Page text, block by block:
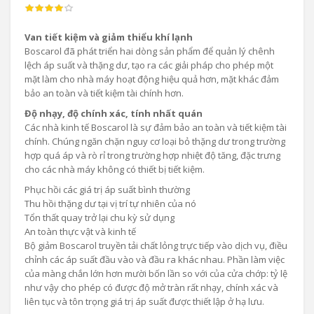
Van tiết kiệm và giảm thiểu khí lạnh
Boscarol đã phát triển hai dòng sản phẩm để quản lý chênh
lệch áp suất và thặng dư, tạo ra các giải pháp cho phép một
mặt làm cho nhà máy hoạt động hiệu quả hơn, mặt khác đảm
bảo an toàn và tiết kiệm tài chính hơn.
Độ nhạy, độ chính xác, tính nhất quán
Các nhà kinh tế Boscarol là sự đảm bảo an toàn và tiết kiệm tài
chính. Chúng ngăn chặn nguy cơ loại bỏ thặng dư trong trường
hợp quá áp và rò rỉ trong trường hợp nhiệt độ tăng, đặc trưng
cho các nhà máy không có thiết bị tiết kiệm.
Phục hồi các giá trị áp suất bình thường
Thu hồi thặng dư tại vị trí tự nhiên của nó
Tổn thất quay trở lại chu kỳ sử dụng
An toàn thực vật và kinh tế
Bộ giảm Boscarol truyền tải chất lỏng trực tiếp vào dịch vụ, điều
chỉnh các áp suất đầu vào và đầu ra khác nhau. Phần làm việc
của màng chắn lớn hơn mười bốn lần so với của cửa chớp: tỷ lệ
như vậy cho phép có được độ mở tràn rất nhạy, chính xác và
liên tục và tôn trọng giá trị áp suất được thiết lập ở hạ lưu.